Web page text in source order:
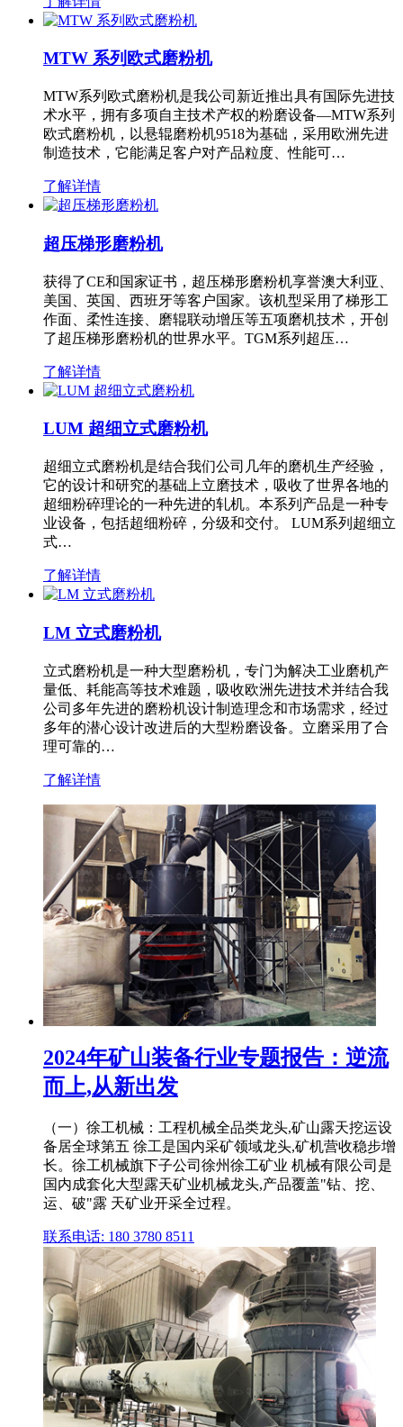
MTW 系列欧式磨粉机
MTW系列欧式磨粉机是我公司新近推出具有国际先进技
术水平，拥有多项自主技术产权的粉磨设备—MTW系列
欧式磨粉机，以悬辊磨粉机9518为基础，采用欧洲先进
制造技术，它能满足客户对产品粒度、性能可…
了解详情
超压梯形磨粉机
获得了CE和国家证书，超压梯形磨粉机享誉澳大利亚、
美国、英国、西班牙等客户国家。该机型采用了梯形工
作面、柔性连接、磨辊联动增压等五项磨机技术，开创
了超压梯形磨粉机的世界水平。TGM系列超压…
了解详情
LUM 超细立式磨粉机
超细立式磨粉机是结合我们公司几年的磨机生产经验，
它的设计和研究的基础上立磨技术，吸收了世界各地的
超细粉碎理论的一种先进的轧机。本系列产品是一种专
业设备，包括超细粉碎，分级和交付。 LUM系列超细立
式…
了解详情
LM 立式磨粉机
立式磨粉机是一种大型磨粉机，专门为解决工业磨机产
量低、耗能高等技术难题，吸收欧洲先进技术并结合我
公司多年先进的磨粉机设计制造理念和市场需求，经过
多年的潜心设计改进后的大型粉磨设备。立磨采用了合
理可靠的…
了解详情
2024年矿山装备行业专题报告：逆流
而上,从新出发
（一）徐工机械：工程机械全品类龙头,矿山露天挖运设
备居全球第五 徐工是国内采矿领域龙头,矿机营收稳步增
长。徐工机械旗下子公司徐州徐工矿业 机械有限公司是
国内成套化大型露天矿业机械龙头,产品覆盖"钻、挖、
运、破"露 天矿业开采全过程。
联系电话: 180 3780 8511